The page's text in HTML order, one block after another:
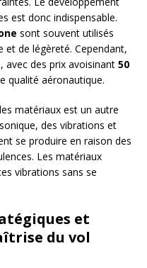
est donc indispensable.
sont souvent utilisés
et de légèreté. Cependant,
avec des prix avoisinant 50
qualité aéronautique.
matériaux est un autre
des vibrations et
se produire en raison des
Les matériaux
vibrations sans se
et
du vol